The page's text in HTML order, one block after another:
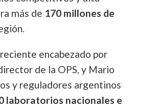
más de 170 millones de
encabezado por
de la OPS, y Mario
y reguladores argentinos
laboratorios nacionales e